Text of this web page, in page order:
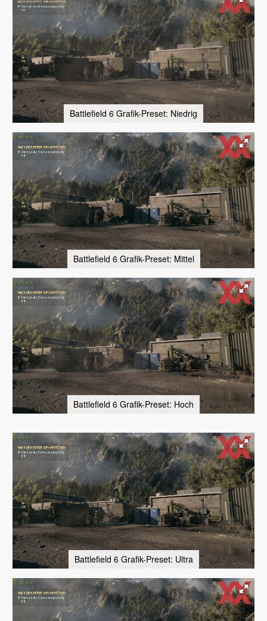
Battlefield 6 Grafik-Preset: Niedrig
Battlefield 6 Grafik-Preset: Mittel
Battlefield 6 Grafik-Preset: Hoch
Battlefield 6 Grafik-Preset: Ultra